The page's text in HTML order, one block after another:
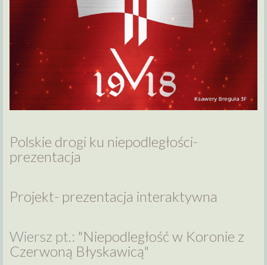
Polskie drogi ku niepodległości-
prezentacja
Projekt- prezentacja interaktywna
Wiersz pt.: "Niepodległość w Koronie z
Czerwoną Błyskawicą"